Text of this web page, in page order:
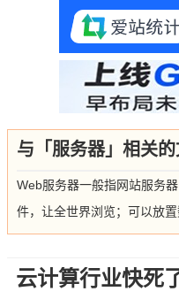
与「服务器」相关
Web服务器一般指网站服务
件，让全世界浏览；可以放
云计算行业快死